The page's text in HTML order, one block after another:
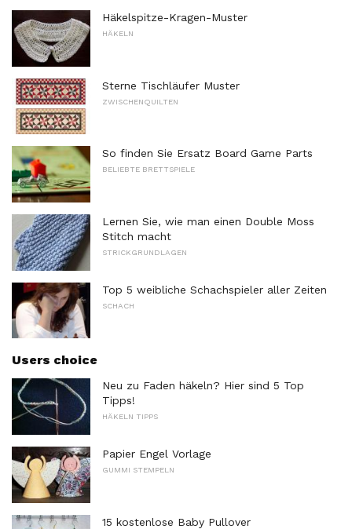
Häkelspitze-Kragen-Muster
HÄKELN
Sterne Tischläufer Muster
ZWISCHENQUILTEN
So finden Sie Ersatz Board Game Parts
BELIEBTE BRETTSPIELE
Lernen Sie, wie man einen Double Moss
Stitch macht
STRICKGRUNDLAGEN
Top 5 weibliche Schachspieler aller Zeiten
SCHACH
Users choice
Neu zu Faden häkeln? Hier sind 5 Top
Tipps!
HÄKELN TIPPS
Papier Engel Vorlage
GUMMI STEMPELN
15 kostenlose Baby Pullover